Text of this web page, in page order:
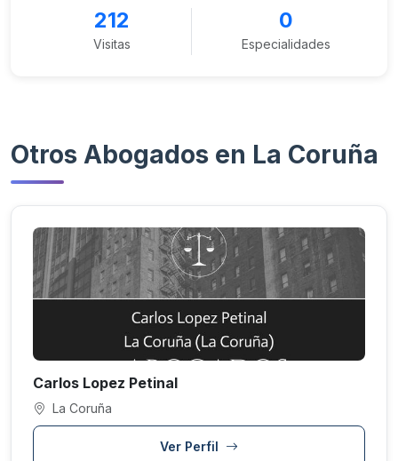
212
Visitas
0
Especialidades
Otros Abogados en La Coruña
Carlos Lopez Petinal
La Coruña
Ver Perfil